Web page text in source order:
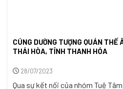
CÚNG DƯỜNG TƯỢNG QUÁN THẾ
THÁI HÒA, TỈNH THANH HÓA
28/07/2023
Qua sự kết nối của nhóm Tuệ